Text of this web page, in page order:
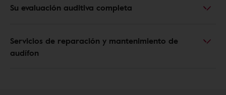
Su evaluación auditiva completa
Servicios de reparación y mantenimiento de
audífon